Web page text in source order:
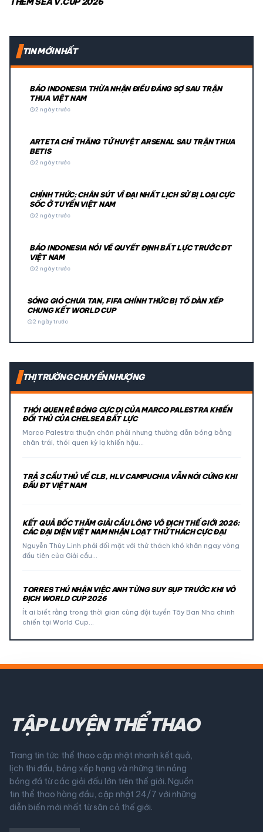
TIN MỚI NHẤT
BÁO INDONESIA THỪA NHẬN ĐIỀU ĐÁNG SỢ SAU TRẬN
THUA VIỆT NAM
schedule2 ngày trước
ARTETA CHỈ THẲNG TỬ HUYỆT ARSENAL SAU TRẬN THUA
BETIS
schedule2 ngày trước
CHÍNH THỨC: CHÂN SÚT VĨ ĐẠI NHẤT LỊCH SỬ BỊ LOẠI CỰC
SỐC Ở TUYỂN VIỆT NAM
schedule2 ngày trước
BÁO INDONESIA NÓI VỀ QUYẾT ĐỊNH BẤT LỰC TRƯỚC ĐT
VIỆT NAM
schedule2 ngày trước
SÓNG GIÓ CHƯA TAN, FIFA CHÍNH THỨC BỊ TỐ DÀN XẾP
CHUNG KẾT WORLD CUP
schedule2 ngày trước
THỊ TRƯỜNG CHUYỂN NHƯỢNG
THÓI QUEN RÊ BÓNG CỰC DỊ CỦA MARCO PALESTRA KHIẾN
ĐỐI THỦ CỦA CHELSEA BẤT LỰC
Marco Palestra thuận chân phải nhưng thường dẫn bóng bằng
chân trái, thói quen kỳ lạ khiến hậu…
TRẢ 3 CẦU THỦ VỀ CLB, HLV CAMPUCHIA VẪN NÓI CỨNG KHI
ĐẤU ĐT VIỆT NAM
KẾT QUẢ BỐC THĂM GIẢI CẦU LÔNG VÔ ĐỊCH THẾ GIỚI 2026:
CÁC ĐẠI DIỆN VIỆT NAM NHẬN LOẠT THỬ THÁCH CỰC ĐẠI
Nguyễn Thùy Linh phải đối mặt với thử thách khó khăn ngay vòng
đầu tiên của Giải cầu…
TORRES THÚ NHẬN VIỆC ANH TỪNG SUY SỤP TRƯỚC KHI VÔ
ĐỊCH WORLD CUP 2026
Ít ai biết rằng trong thời gian cùng đội tuyển Tây Ban Nha chinh
chiến tại World Cup…
TẬP LUYỆN THỂ THAO
Trang tin tức thể thao cập nhật nhanh kết quả,
lịch thi đấu, bảng xếp hạng và những tin nóng
bóng đá từ các giải đấu lớn trên thế giới. Nguồn
tin thể thao hàng đầu, cập nhật 24/7 với những
diễn biến mới nhất từ sân cỏ thế giới.